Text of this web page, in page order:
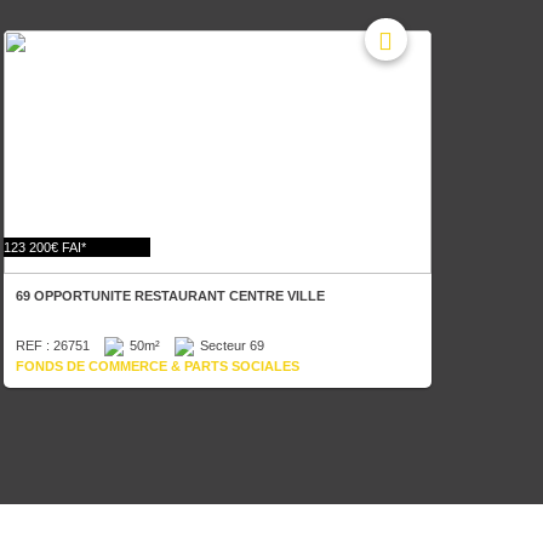
123 200€ FAI*
69 OPPORTUNITE RESTAURANT CENTRE VILLE
REF : 26751 50m²
Secteur 69
FONDS DE COMMERCE & PARTS SOCIALES